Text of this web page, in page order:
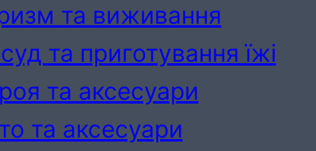
та виживання
та приготування їжі
та аксесуари
та аксесуари